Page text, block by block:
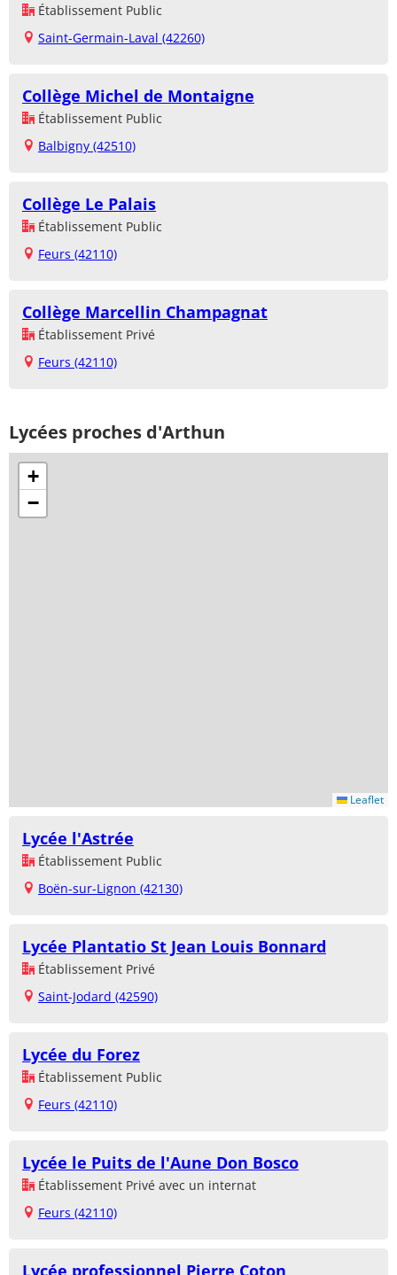
Établissement Public
Saint-Germain-Laval (42260)
Collège Michel de Montaigne
Établissement Public
Balbigny (42510)
Collège Le Palais
Établissement Public
Feurs (42110)
Collège Marcellin Champagnat
Établissement Privé
Feurs (42110)
Lycées proches d'Arthun
+
−
Leaflet
Lycée l'Astrée
Établissement Public
Boën-sur-Lignon (42130)
Lycée Plantatio St Jean Louis Bonnard
Établissement Privé
Saint-Jodard (42590)
Lycée du Forez
Établissement Public
Feurs (42110)
Lycée le Puits de l'Aune Don Bosco
Établissement Privé avec un internat
Feurs (42110)